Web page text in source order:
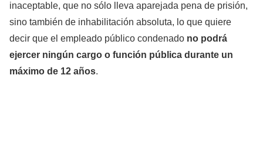
inaceptable, que no sólo lleva aparejada pena de prisión,
sino también de inhabilitación absoluta, lo que quiere
decir que el empleado público condenado no podrá
ejercer ningún cargo o función pública durante un
máximo de 12 años.